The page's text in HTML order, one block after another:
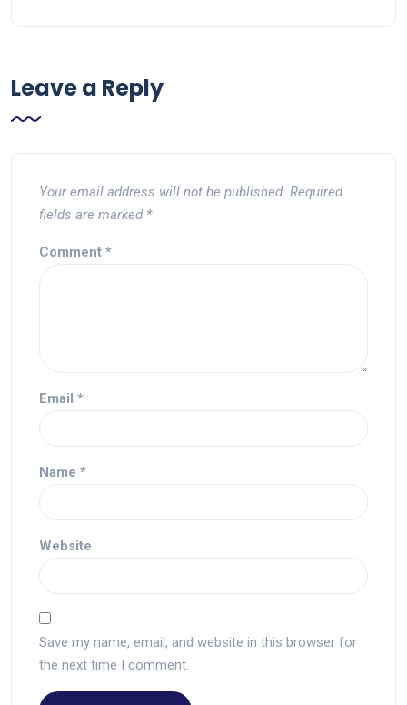
Leave a Reply
Your email address will not be published. Required
fields are marked *
Comment *
Email *
Name *
Website
Save my name, email, and website in this browser for
the next time I comment.